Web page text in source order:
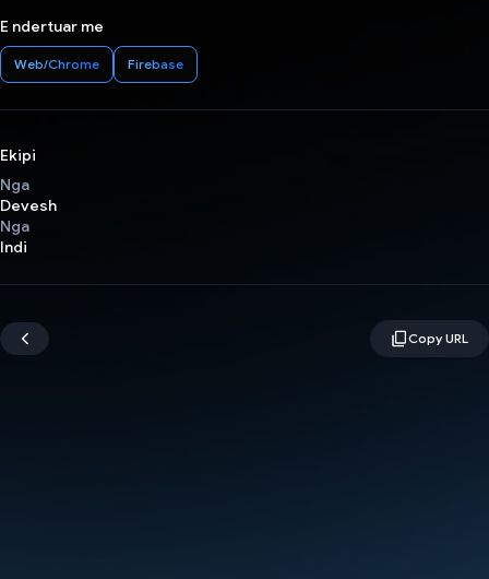
E ndertuar me
Web/Chrome Firebase
Ekipi
Nga
Devesh
Nga
Indi